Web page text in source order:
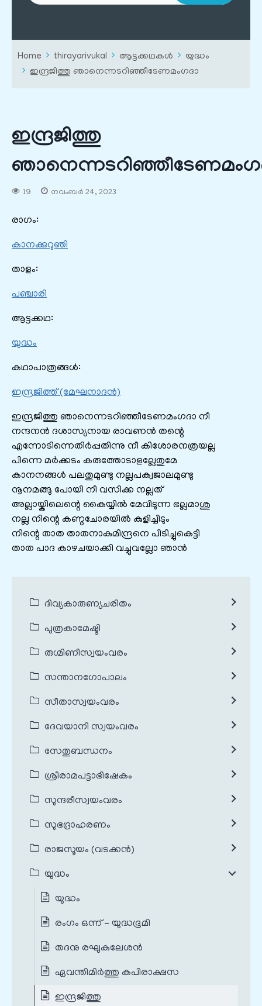
Home thirayarivukal ആട്ടക്കഥകൾ
യുദ്ധം
ഇന്ദ്രജിത്തു ഞാനെന്നടറിഞ്ഞീടേണമംഗദാ
ഇന്ദ്രജിത്തു
19 നവംബർ 24, 2023
രാഗം:
കാനക്കുറുഞി
താളം:
പഞ്ചാരി
ആട്ടക്കഥ:
യുദ്ധം
കഥാപാത്രങ്ങൾ:
ഇന്ദ്രജിത്ത് (മേഘനാദൻ)
ഇന്ദ്രജിത്തു ഞാനെന്നടറിഞ്ഞീടേണമംഗദാ നീ
നന്ദനൻ ദശാസ്യനായ രാവണൻ തന്റെ
എന്നോടിന്നെതിര്‍പ്പതിന്നു നീ കിശോരനത്രയല്ല
പിന്നെ മര്‍ക്കടം കരുത്തോടാളല്ലേതുമേ
കാനനങ്ങൾ പലതുമുണ്ടു നല്ലപക്വജാലമുണ്ടു
നൂനമങ്ങു പോയി നീ വസിക്ക നല്ലത്
അല്ലായ്കിലെന്റെ കൈയ്യിൽ മേവിടുന്ന ഭല്ലമാശു
നല്ല നിന്റെ കണ്ഠചോരയിൽ കുളിച്ചിടും
നിന്റെ താത താതനാകുമിന്ദ്രനെ പിടിച്ചുകെട്ടി
താത പാദ കാഴചയാക്കി വച്ചുവല്ലോ ഞാൻ
ദിവ്യകാരുണ്യചരിതം
പുത്രകാമേഷ്ടി
രുഗ്മിണീസ്വയംവരം
സന്താനഗോപാലം
സീതാസ്വയംവരം
ദേവയാനി സ്വയംവരം
സേതുബന്ധനം
ശ്രീരാമപട്ടാഭിഷേകം
സുന്ദരീസ്വയംവരം
സുഭദ്രാഹരണം
രാജസൂയം (വടക്കൻ)
യുദ്ധം
യുദ്ധം
രംഗം ഒന്ന് - യുദ്ധഭൂമി
തദനു രഘുകുലേശന്‍
ഏവന്തിമിര്‍ത്തു കപിരാക്ഷസ
ഇന്ദ്രജിത്തു